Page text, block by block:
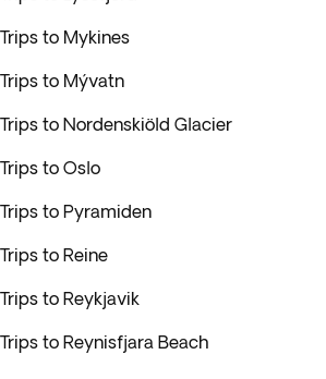
Trips to Mykines
Trips to Mývatn
Trips to Nordenskiöld Glacier
Trips to Oslo
Trips to Pyramiden
Trips to Reine
Trips to Reykjavik
Trips to Reynisfjara Beach